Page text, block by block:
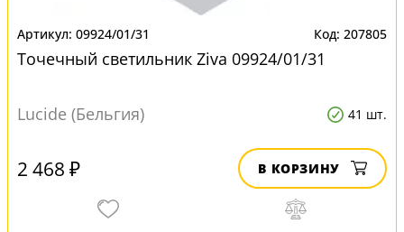
09924/01/31 207805
Точечный светильник Ziva 09924/01/31
Lucide (Бельгия) 41 шт.
2 468 ₽ В КОРЗИНУ